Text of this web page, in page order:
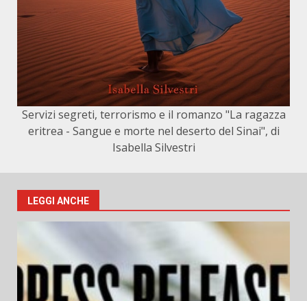
Servizi segreti, terrorismo e il romanzo "La ragazza
eritrea - Sangue e morte nel deserto del Sinai", di
Isabella Silvestri
LEGGI ANCHE